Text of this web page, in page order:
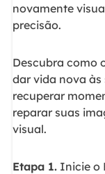
novamente
precisão.
Descubra como
dar vida nova
recuperar
reparar suas
visual.
Etapa 1.Inicie o